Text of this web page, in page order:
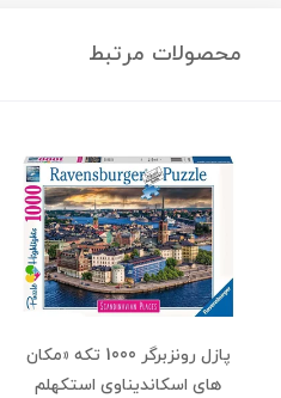
محصولات مرتبط
پازل رونزبرگر 1000 تکه «مکان
های اسکاندیناوی استکهلم